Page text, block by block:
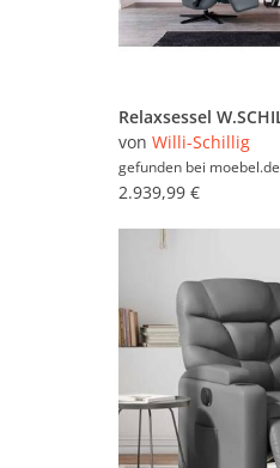
von Willi-Schillig
gefunden bei moebel.de
2.939,99 €